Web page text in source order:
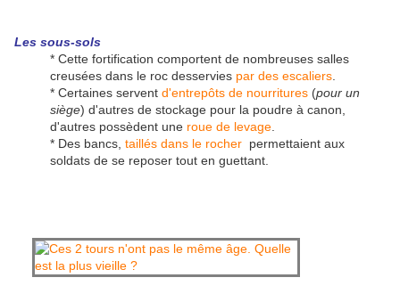
Les sous-sols
* Cette fortification comportent de nombreuses salles
creusées dans le roc desservies par des escaliers
* Certaines servent d'entrepôts de nourritures (pour un
siège) d'autres de stockage pour la poudre à canon,
d'autres possèdent une roue de levage
* Des bancs, taillés dans le rocher permettaient aux
soldats de se reposer tout en guettant.